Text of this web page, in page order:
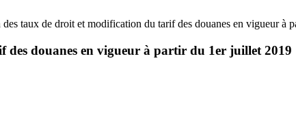
des taux de droit et modification du tarif des douanes en vigueur à
douanes en vigueur à partir du 1er juillet 2019